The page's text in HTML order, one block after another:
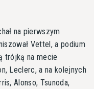
na pierwszym
Vettel, a podium
trójką na mecie
Leclerc, a na kolejnych
Alonso, Tsunoda,